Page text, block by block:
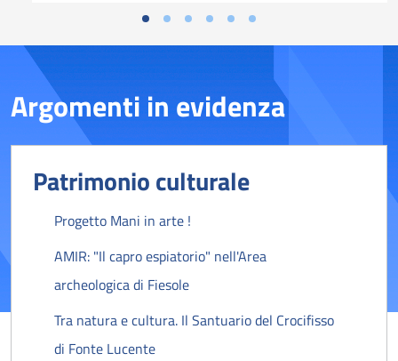
Argomenti in evidenza
Patrimonio culturale
Progetto Mani in arte !
AMIR: "Il capro espiatorio" nell'Area
archeologica di Fiesole
Tra natura e cultura. Il Santuario del Crocifisso
di Fonte Lucente